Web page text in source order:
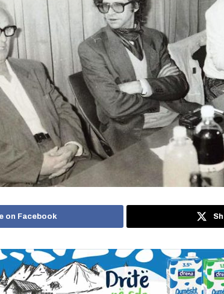
on Facebook